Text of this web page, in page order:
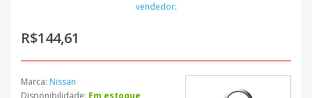
vendedor:
R$144,61
Marca: Nissan
Disponibilidade: Em estoque